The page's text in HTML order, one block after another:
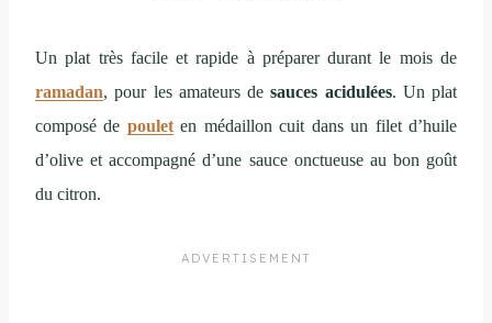
Un plat très facile et rapide à préparer durant le mois de
ramadan, pour les amateurs desauces acidulées. Un plat
composé de pouleten médaillon cuit dans un filet d’huile
d’olive et accompagné d’une sauce onctueuse au bon goût
du citron.